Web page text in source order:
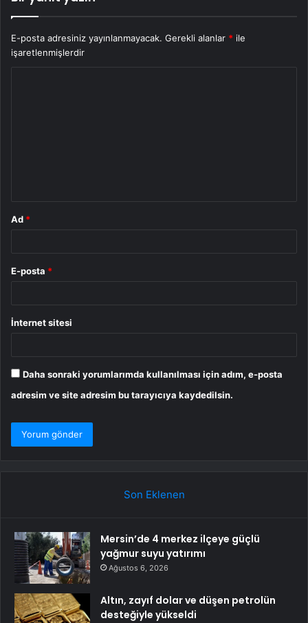
E-posta adresiniz yayınlanmayacak. Gerekli alanlar * ile
işaretlenmişlerdir
Ad *
E-posta *
İnternet sitesi
Daha sonraki yorumlarımda kullanılması için adım, e-posta
adresim ve site adresim bu tarayıcıya kaydedilsin.
Son Eklenen
Mersin’de 4 merkez ilçeye güçlü
yağmur suyu yatırımı
Ağustos 6, 2026
Altın, zayıf dolar ve düşen petrolün
desteğiyle yükseldi